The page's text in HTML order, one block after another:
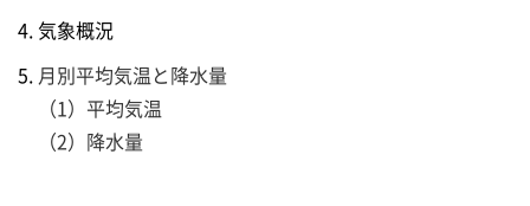
気象概況
月別平均気温と降水量
（1）平均気温
（2）降水量